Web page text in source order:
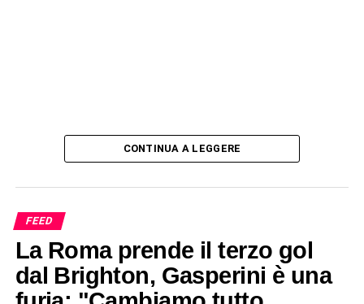
CONTINUA A LEGGERE
FEED
La Roma prende il terzo gol
dal Brighton, Gasperini è una